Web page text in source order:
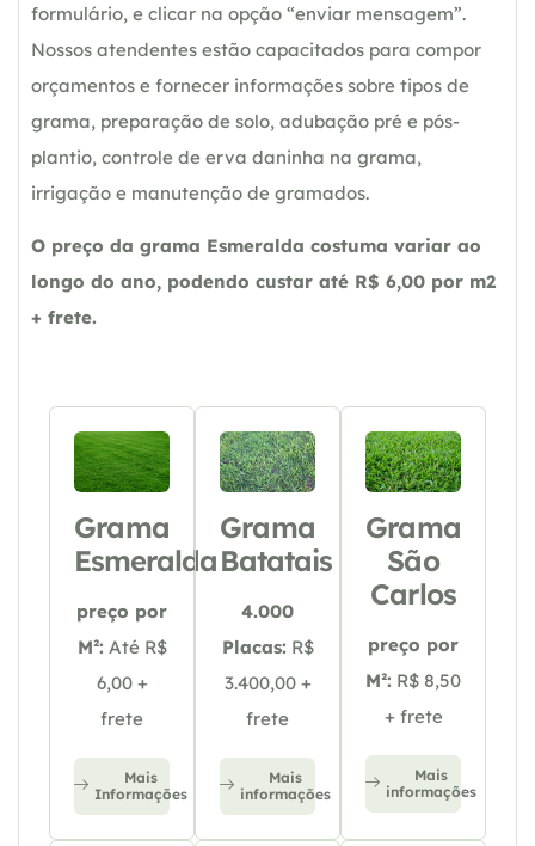
formulário, e clicar na opção “enviar mensagem”.
Nossos atendentes estão capacitados para compor
orçamentos e fornecer informações sobre tipos de
grama, preparação de solo, adubação pré e pós-
plantio, controle de erva daninha na grama,
irrigação e manutenção de gramados.
O preço da grama Esmeralda costuma variar ao
longo do ano, podendo custar até R$ 6,00 por m2
+ frete.
Grama
Esmeralda
preço por
M²: Até R$
6,00 +
frete
Mais
Informações
Grama
Batatais
4.000
Placas: R$
3.400,00 +
frete
Mais
informações
Grama
São
Carlos
preço por
M²: R$ 8,50
+ frete
Mais
informações